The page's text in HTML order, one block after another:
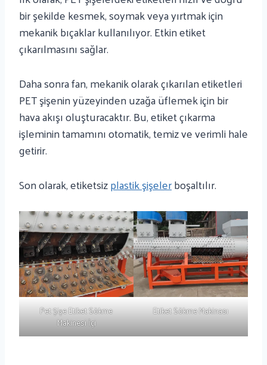
bir şekilde kesmek, soymak veya yırtmak için
mekanik bıçaklar kullanılıyor. Etkin etiket
çıkarılmasını sağlar.
Daha sonra fan, mekanik olarak çıkarılan etiketleri
PET şişenin yüzeyinden uzağa üflemek için bir
hava akışı oluşturacaktır. Bu, etiket çıkarma
işleminin tamamını otomatik, temiz ve verimli hale
getirir.
Son olarak, etiketsizplastik şişelerboşaltılır.
Pet Şişe Etiket Sökme
Makinesi İçi
Etiket Sökme Makinası